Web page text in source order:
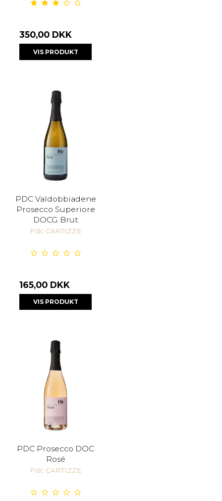
350,00 DKK
VIS PRODUKT
PDC Valdobbiadene
Prosecco Superiore
DOCG Brut
Pdc CARTIZZE
165,00 DKK
VIS PRODUKT
PDC Prosecco DOC
Rosé
Pdc CARTIZZE